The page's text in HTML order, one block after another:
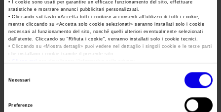
• I cookie sono usati per garantire un efficace funzionamento del sito, effettuare
statistiche e mostrare annunci pubblicitari personalizzati.
• Cliccando sul tasto «Accetta tutti i cookie» acconsenti all’utilizzo di tutti i cookie,
mentre cliccando su «Accetta solo cookie selezionati» saranno installati solo i cookie
necessari al funzionamento del sito, nonché quelli ulteriori eventualmente selezionati
dall’utente. Cliccando su “ Rifiuta i cookie”, verranno installati solo i cookie tecnici.
• Cliccando su «Mostra dettagli» puoi vedere nel dettaglio i singoli cookie e le terze parti
che installano i cookie tramite il presente sito.
Necessari
Preferenze
Numeri della fiera
Carta dei Valori
Parità di genere
Codice Etico
Accredito Stampa Marmomac 2026
Servizi in quartiere per la stampa
Contatti Ufficio Stampa
Lavora con noi
Contatti
Data
16/09/2004 - 20/09/2004
Frequenza
Annual
Website
http://www.abitareiltempo.com
organizzativa